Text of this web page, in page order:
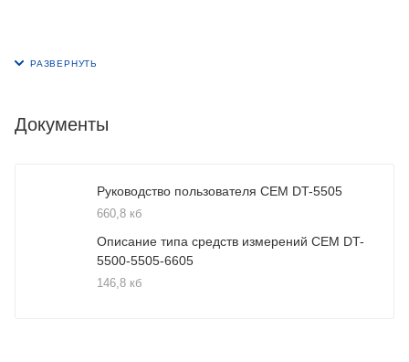
Документы
Руководство пользователя CEM DT-5505
660,8 кб
Описание типа средств измерений CEM DT-
5500-5505-6605
146,8 кб